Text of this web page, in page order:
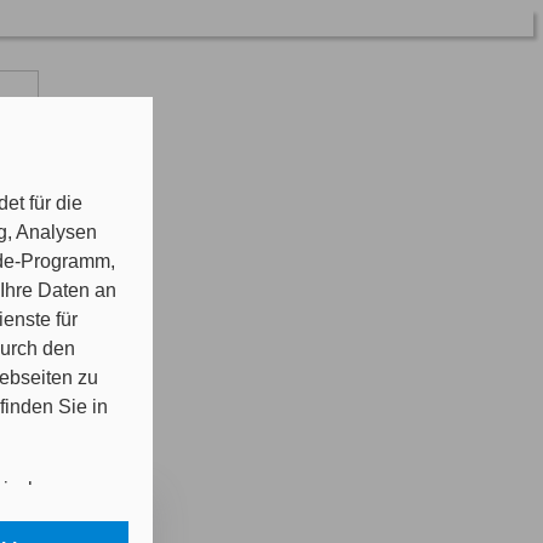
für die
Analysen
Programm,
Daten an
für
den
zu
Sie in
in Ihrem